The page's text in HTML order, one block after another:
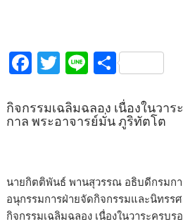
F
e
b
o
k
T
itt
er
Li
e
S
ar
e
กิจกรรมเฉลิมฉลอง เนื่องในวา
กาล พระอาจารย์มั่น ภูริทัตโต
นายกิตติพันธ์ พานสุวรรณ อธิบดีกรมกา
อนุกรรมการฝ่ายจัดกิจกรรมและนิทรร
กิจกรรมเฉลิมฉลอง เนื่องในวาระครบ